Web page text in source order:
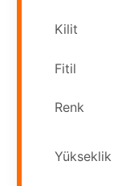
Kilit
Fitil
Renk
Yükseklik